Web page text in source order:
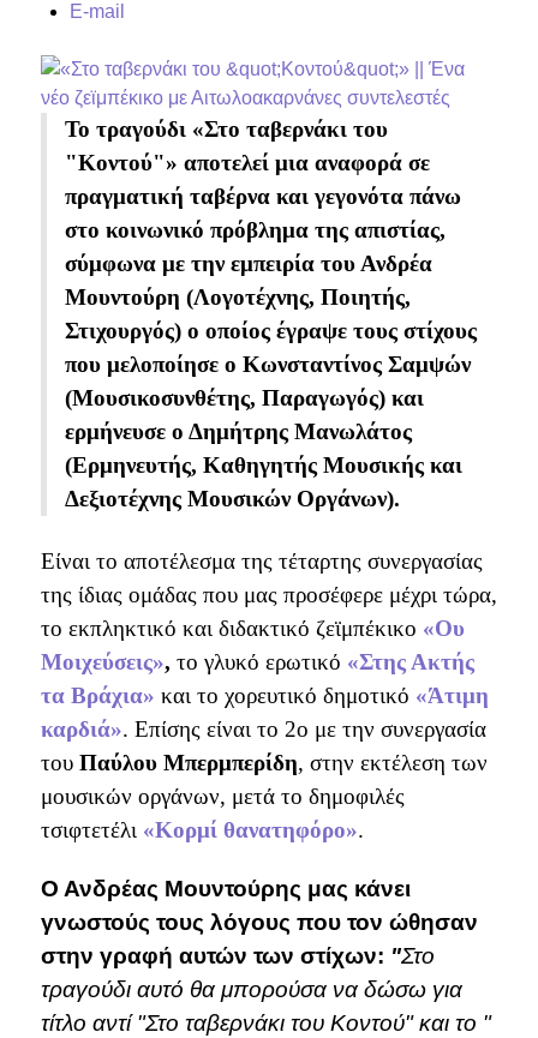
E-mail
Το τραγούδι «Στο ταβερνάκι του
"Κοντού"» αποτελεί μια αναφορά σε
πραγματική ταβέρνα και γεγονότα πάνω
στο κοινωνικό πρόβλημα της απιστίας,
σύμφωνα με την εμπειρία του Ανδρέα
Μουντούρη (Λογοτέχνης, Ποιητής,
Στιχουργός) ο οποίος έγραψε τους στίχους
που μελοποίησε ο Κωνσταντίνος Σαμψών
(Μουσικοσυνθέτης, Παραγωγός) και
ερμήνευσε ο Δημήτρης Μανωλάτος
(Ερμηνευτής, Καθηγητής Μουσικής και
Δεξιοτέχνης Μουσικών Οργάνων).
Είναι το αποτέλεσμα της τέταρτης συνεργασίας
της ίδιας ομάδας που μας προσέφερε μέχρι τώρα,
το εκπληκτικό και διδακτικό ζεϊμπέκικο «Ου
Μοιχεύσεις», το γλυκό ερωτικό «Στης Ακτής
τα Βράχια» και το χορευτικό δημοτικό «Άτιμη
καρδιά». Επίσης είναι το 2ο με την συνεργασία
του Παύλου Μπερμπερίδη, στην εκτέλεση των
μουσικών οργάνων, μετά το δημοφιλές
τσιφτετέλι «Κορμί θανατηφόρο».
Ο Ανδρέας Μουντούρης μας κάνει
γνωστούς τους λόγους που τον ώθησαν
στην γραφή αυτών των στίχων: "Στο
τραγούδι αυτό θα μπορούσα να δώσω για
τίτλο αντί "Στο ταβερνάκι του Κοντού" και το "